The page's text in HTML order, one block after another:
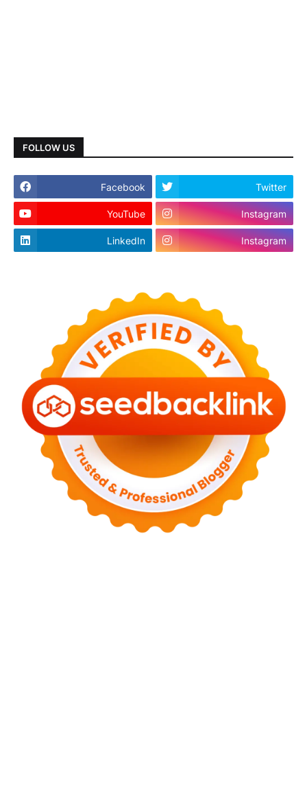
FOLLOW US
Facebook Twitter
YouTube Instagram
LinkedIn Instagram